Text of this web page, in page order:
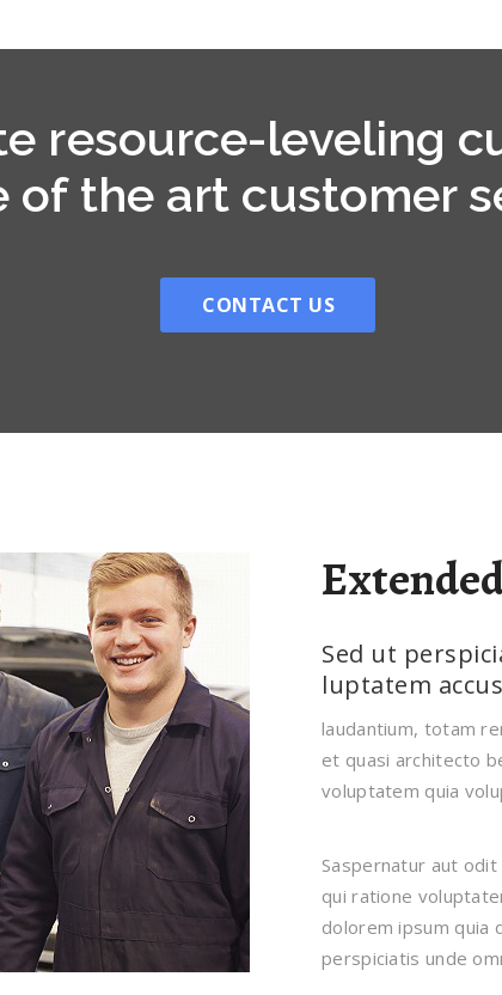
resource-leveling
of the art customer
CONTACT US
Sed ut
luptatem
laudantium, totam
et quasi architecto
voluptatem quia
Saspernatur aut
qui ratione
dolorem ipsum quia
perspiciatis unde